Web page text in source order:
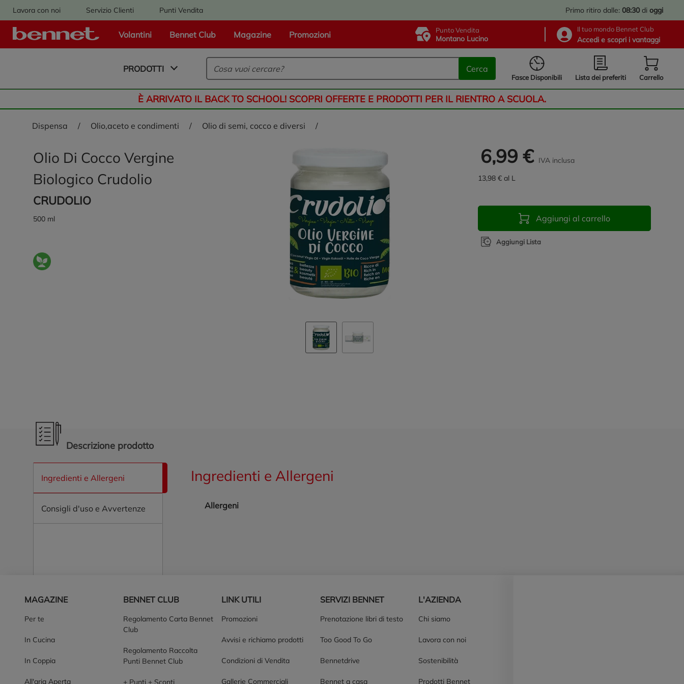
Lavora con noi Servizio Clienti Punti Vendita Primo ritiro dalle: 08:30 di oggi
Volantini Bennet Club Magazine Promozioni Punto Vendita
Montano Lucino
Il tuo mondo Bennet Club
Accedi e scopri i vantaggi
Logo Bennet - Torna alla homepage
PRODOTTI Cerca
Fasce Disponibili Lista dei preferiti Carrello
È ARRIVATO IL BACK TO SCHOOL! SCOPRI OFFERTE E PRODOTTI PER IL RIENTRO A SCUOLA.
dispensa / olio,aceto e condimenti / olio di semi, cocco e diversi /
Olio Di Cocco Vergine
Biologico Crudolio
CRUDOLIO
500 ml
6,99 € IVA inclusa
13,98 € al L
Aggiungi al carrello
Aggiungi Lista
Descrizione prodotto
Ingredienti e Allergeni
Consigli d'uso e Avvertenze
Ingredienti e Allergeni
Allergeni
MAGAZINE
Per te
In Cucina
In Coppia
All'aria Aperta
BENNET CLUB
Regolamento Carta Bennet
Club
Regolamento Raccolta
Punti Bennet Club
+ Punti + Sconti
LINK UTILI
Promozioni
Avvisi e richiamo prodotti
Condizioni di Vendita
Gallerie Commerciali
SERVIZI BENNET
Prenotazione libri di testo
Too Good To Go
Bennetdrive
Bennet a casa
L'AZIENDA
Chi siamo
Lavora con noi
Sostenibilità
Prodotti Bennet